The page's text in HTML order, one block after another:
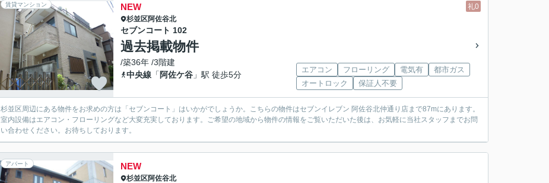
賃貸マンション 礼0
NEW
杉並区阿佐谷北
セブンコート 102
過去掲載物件
/築36年 /3階建
中央線 「 阿佐ケ谷 」駅 徒歩5分
エアコン フローリング 電気有
都市ガス
オートロック
保証人不要
杉並区周辺にある物件をお求めの方は「セブンコート」はいかがでしょうか。こちらの物件はセブンイレブン 阿佐谷北仲通り店まで87mにあります。
室内設備はエアコン・フローリングなど大変充実しております。ご希望の地域から物件の情報をご覧いただいた後は、お気軽に当社スタッフまでお問
い合わせください。お待ちしております。
アパート NEW
杉並区阿佐谷北